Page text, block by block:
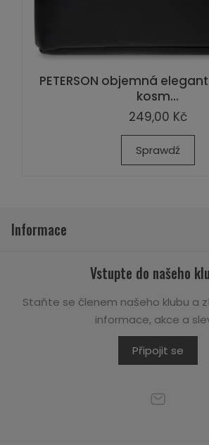
PETERSON objemná
kosm...
249,00 Kč
Sprawdź
Informace
Vstupte do našeho
Staňte se členem našeho klubu a
informace, akce a
Připojit se